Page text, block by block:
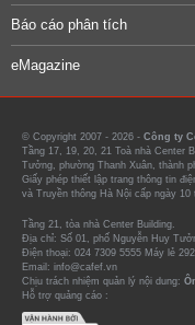
Báo cáo phân tích
eMagazine
© Copyright 2007 - 2026 - Công ty
Tầng 17, 19, 20, 21 Toà nhà Center
Tưởng, phường Thanh Xuân, thành
Giấy phép thiết lập trang thông tin
và Truyền thông Hà Nội cấp ngày 10
Tầng 21, tòa nhà Center Building.
Địa chỉ: Số 01, phố Nguyễn Huy
Điện thoại: 024 7309 5555 Máy lẻ
Email: info@cafef.vn
Chịu trách nhiệm quản lý nội dung:
Hỗ trợ quảng cáo :